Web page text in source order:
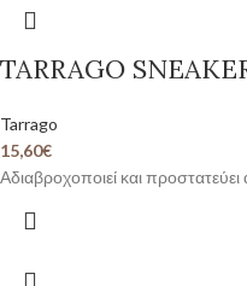
TARRAGO
Tarrago
15,60€
Αδιαβροχοποιεί και